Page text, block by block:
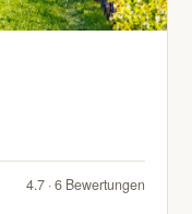
4.7 · 6 Bewertungen